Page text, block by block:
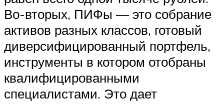
Во-вторых, ПИФы — это собрание
активов разных классов, готовый
диверсифицированный портфель,
инструменты в котором отобраны
квалифицированными
специалистами. Это дает